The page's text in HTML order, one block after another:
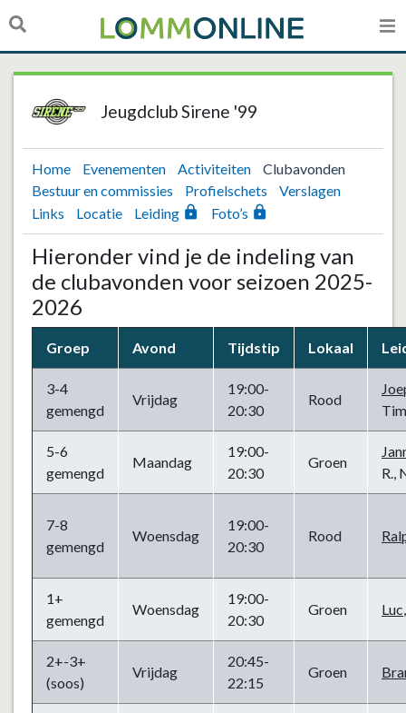
Jeugdclub Sirene '99
Home Evenementen Activiteiten
Clubavonden
Bestuur en commissies
Profielschets
Verslagen
Links
Locatie Leiding lock Foto’s lock
Hieronder vind je de indeling van
de clubavonden voor seizoen 2025-
2026
Groep Avond Tijdstip Lokaal
3-4
gemengd
Vrijdag
19:00-
20:30
Rood
5-6
gemengd
Maandag
19:00-
20:30
Groen
R.,
7-8
gemengd
Woensdag
19:00-
20:30
Rood
1+
gemengd
Woensdag
19:00-
20:30
Groen Luc
2+-3+
(soos)
Vrijdag
20:45-
22:15
Groen